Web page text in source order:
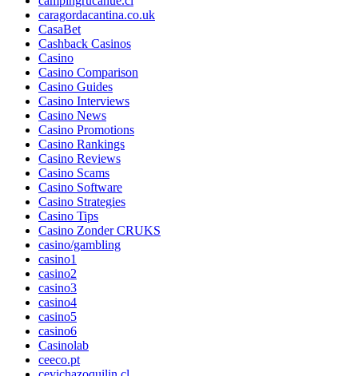
caragordacantina.co.uk
CasaBet
Cashback Casinos
Casino
Casino Comparison
Casino Guides
Casino Interviews
Casino News
Casino Promotions
Casino Rankings
Casino Reviews
Casino Scams
Casino Software
Casino Strategies
Casino Tips
Casino Zonder CRUKS
casino/gambling
casino1
casino2
casino3
casino4
casino5
casino6
Casinolab
ceeco.pt